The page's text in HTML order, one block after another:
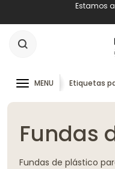
Estamos
MENU Etiquetas
Fundas
Fundas de plástico